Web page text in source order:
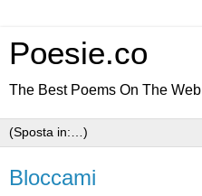
Poesie.co
The Best Poems On The Web |
Bloccami